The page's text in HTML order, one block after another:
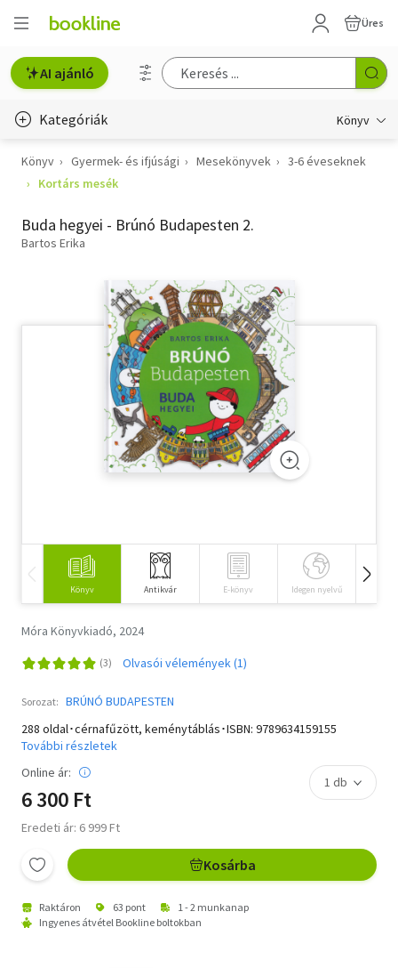
Üres
AI ajánló
Kategóriák Könyv
Életmód, egészség
Gyermek- és ifjúsági
Hobbi, szabadidő
Szótár, nyelvkönyv
Tankönyv, segédkönyv
Természettudomány
Történelem
Könyv Gyermek- és ifjúsági Mesekönyvek
3-6 éveseknek
Kortárs mesék
Buda hegyei - Brúnó Budapesten 2.
Bartos Erika
Könyv Antikvár E-könyv Idegen nyelvű
Móra Könyvkiadó, 2024
Olvasói vélemények (1)
Sorozat: BRÚNÓ BUDAPESTEN
288 oldal･cérnafűzött, keménytáblás･ISBN: 9789634159155
További részletek
Online ár:
6 300 Ft
Eredeti ár: 6 999 Ft
Kosárba
Raktáron 63 pont
1 - 2 munkanap
Ingyenes átvétel Bookline boltokban